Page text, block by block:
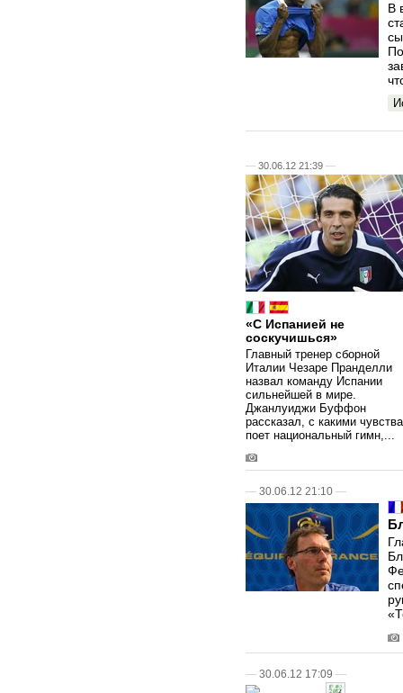
В
— 30.06.12 21:39 —
«С Испанией не
соскучишься»
Главный тренер сборной
Италии Чезаре Пранделли
назвал команду Испании
сильнейшей в мире.
Джанлуиджи Буффон
рассказал, с какими
поет национальный гимн,...
— 30.06.12 21:10 —
— 30.06.12 17:09 —